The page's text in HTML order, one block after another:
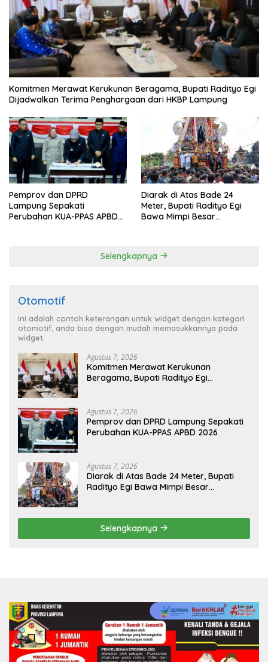
Komitmen Merawat Kerukunan Beragama, Bupati Radityo Egi
Dijadwalkan Terima Penghargaan dari HKBP Lampung
Pemprov dan DPRD
Lampung Sepakati
Perubahan KUA-PPAS APBD
Diarak di Atas Bade 24
Meter, Bupati Radityo Egi
Bawa Mimpi Besar
Selengkapnya
Otomotif
Ini adalah contoh keterangan untuk widget dengan kategori
otomotif, anda bisa dengan mudah memasukkannya pada
widget.
Agustus 7, 2026
Komitmen Merawat Kerukunan
Beragama, Bupati Radityo Egi
Agustus 7, 2026
Pemprov dan DPRD Lampung Sepakati
Perubahan KUA-PPAS APBD 2026
Agustus 7, 2026
Diarak di Atas Bade 24 Meter, Bupati
Radityo Egi Bawa Mimpi Besar
Selengkapnya